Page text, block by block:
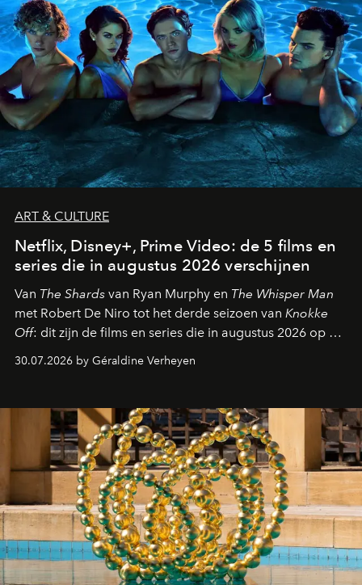
ART & CULTURE
Netflix, Disney+, Prime Video: de 5 films en
series die in augustus 2026 verschijnen
Van The Shards van Ryan Murphy en The Whisper Man
met Robert De Niro tot het derde seizoen van Knokke
Off: dit zijn de films en series die in augustus 2026 op de
30.07.2026 by Géraldine Verheyen